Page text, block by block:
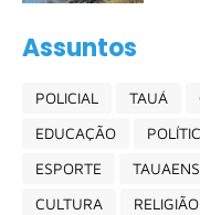
Assuntos
POLICIAL TAUÁ
EDUCAÇÃO
ESPORTE
CULTURA
RELIGIÃO